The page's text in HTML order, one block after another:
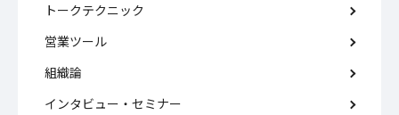
トークテクニック
営業ツール
組織論
インタビュー・セミナー